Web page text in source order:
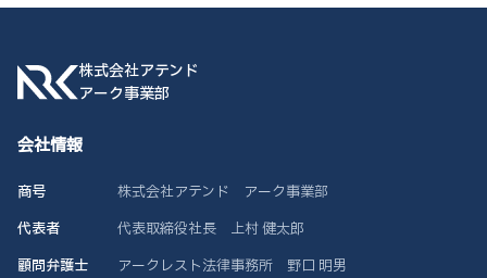
株式会社アテンド
アーク事業部
会社情報
商号
株式会社アテンド アーク事業部
代表者
代表取締役社長 上村 健太郎
顧問弁護士
アークレスト法律事務所 野口 明男